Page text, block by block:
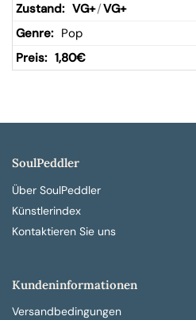
VG+/VG+
Pop
1,80€
SoulPeddler
Über SoulPeddler
Künstlerindex
Kontaktieren Sie uns
Kundeninformationen
Versandbedingungen